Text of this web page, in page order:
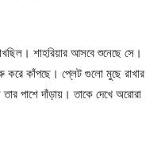
শাহরিয়ার আসবে শুনেছে সে।
করে কাঁপছে। প্লেট গুলো মুছে রাখার
পাশে দাঁড়ায়। তাকে দেখে অরোরা